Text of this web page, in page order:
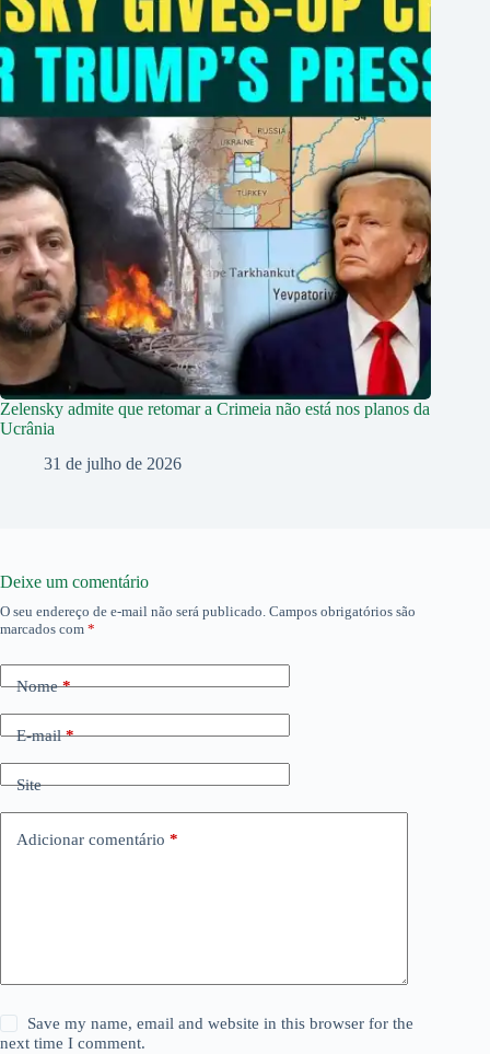
Zelensky admite que retomar a Crimeia não está nos planos da
Ucrânia
31 de julho de 2026
Deixe um comentário
O seu endereço de e-mail não será publicado. Campos obrigatórios são
marcados com *
Nome*
E-mail*
Site
Adicionar comentário *
Save my name, email and website in this browser for the
next time I comment.